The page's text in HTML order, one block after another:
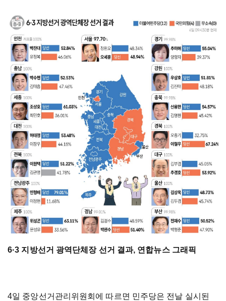
6·3 지방선거 광역단체장 선거 결과, 연합뉴스 그래픽
4일 중앙선거관리위원회에 따르면 민주당은 전날 실시된